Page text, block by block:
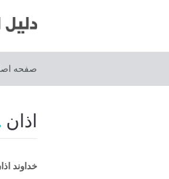
صفحه
اذان
خداوند